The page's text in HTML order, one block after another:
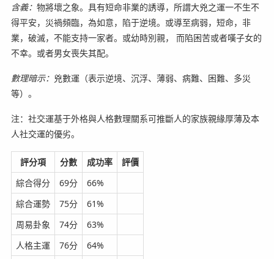
含義： 物將壞之象。具有短命非業的誘導，所謂大兇之運一不生不
得平安，災禍頻臨，為如意，陷于逆境。或導至病弱，短命，非
業，破滅，不能支持一家者。或幼時別親， 而陷困苦或者嘆子女的
不幸。或者男女喪失其配。
數理暗示： 兇數運（表示逆境、沉浮、薄弱、病難、困難、多災
等）。
注：社交運基于外格與人格數理關系可推斷人的家族親緣厚薄及本
人社交運的優劣。
評分項 分數 成功率
評價
綜合得分
69分
66%
綜合運勢
75分
61%
周易卦象
74分
63%
人格主運
76分 64%